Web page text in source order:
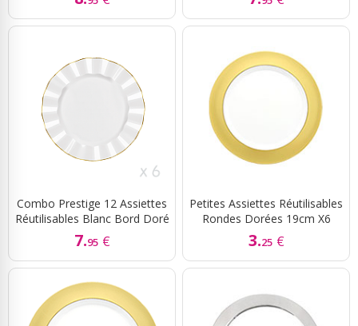
Combo Prestige 12 Assiettes
Réutilisables Blanc Bord Doré
7.95 €
Petites Assiettes Réutilisables
Rondes Dorées 19cm X6
3.25 €